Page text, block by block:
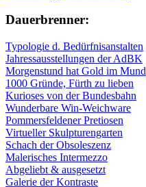
Dau­er­bren­ner:
Typologie d. Bedürfnisanstalten
Jahressausstellungen der AdBK
Morgenstund hat Gold im Mund
1000 Gründe, Fürth zu lieben
Kurioses von der Bundesbahn
Wunderbare Win-Weichware
Pommersfeldener Pretiosen
Virtueller Skulpturengarten
Schach der Obsoleszenz
Malerisches Intermezzo
Abgeliebt & ausgesetzt
Galerie der Kontraste